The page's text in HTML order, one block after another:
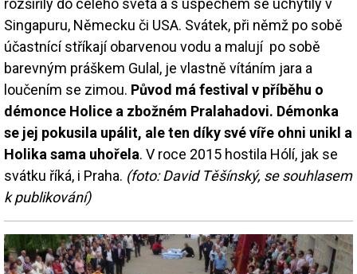
Singapuru, Německu či USA. Svátek, při němž po sobě
účastnící stříkají obarvenou vodu a malují po sobě
barevným práškem Gulal, je vlastně vítáním jara a
loučením se zimou. Původ má festival v příběhu o
démonce Holice a zbožném Pralahadovi. Démonka
se jej pokusila upálit, ale ten díky své víře ohni unikl a
Holika sama uhořela. V roce 2015 hostila Hólí, jak se
svátku říká, i Praha. (foto: David Těšínský, se souhlasem
k publikování)